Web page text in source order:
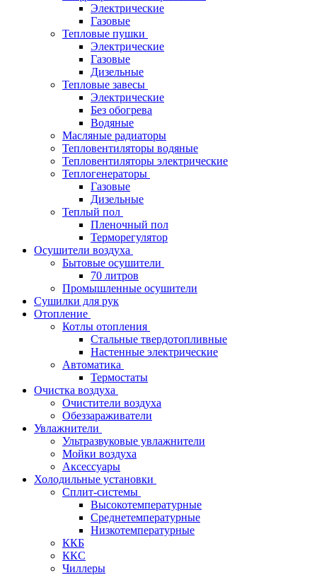
Электрические
Газовые
Тепловые пушки
Электрические
Газовые
Дизельные
Тепловые завесы
Электрические
Без обогрева
Водяные
Масляные радиаторы
Тепловентиляторы водяные
Тепловентиляторы электрические
Теплогенераторы
Газовые
Дизельные
Теплый пол
Пленочный пол
Терморегулятор
Осушители воздуха
Бытовые осушители
70 литров
Промышленные осушители
Сушилки для рук
Отопление
Котлы отопления
Стальные твердотопливные
Настенные электрические
Автоматика
Термостаты
Очистка воздуха
Очистители воздуха
Обеззараживатели
Увлажнители
Ультразвуковые увлажнители
Мойки воздуха
Аксессуары
Холодильные установки
Сплит-системы
Высокотемпературные
Среднетемпературные
Низкотемпературные
ККБ
ККС
Чиллеры